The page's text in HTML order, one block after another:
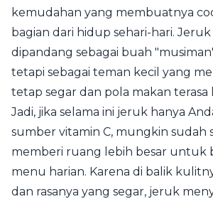
kemudahan yang membuatnya
bagian dari hidup sehari-hari.
dipandang sebagai buah
tetapi sebagai teman kecil yang
tetap segar dan pola makan terasa
Jadi, jika selama ini jeruk hanya
sumber vitamin C, mungkin sudah
memberi ruang lebih besar untuk
menu harian. Karena di balik
dan rasanya yang segar, jeruk